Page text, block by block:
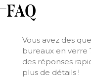
FAQ
Vous avez des
bureaux en verre
des réponses
plus de détails !